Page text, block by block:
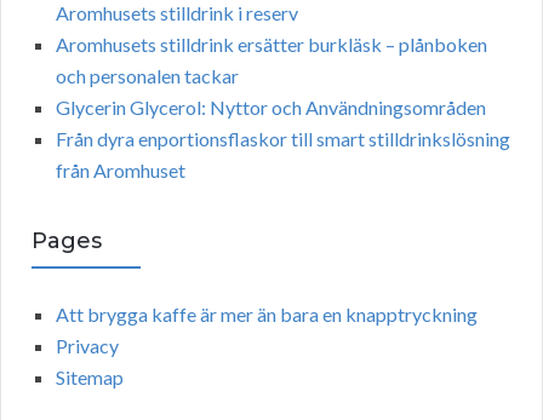
Aromhusets stilldrink i reserv
Aromhusets stilldrink ersätter burkläsk – plånboken
och personalen tackar
Glycerin Glycerol: Nyttor och Användningsområden
Från dyra enportionsflaskor till smart stilldrinkslösning
från Aromhuset
Pages
Att brygga kaffe är mer än bara en knapptryckning
Privacy
Sitemap